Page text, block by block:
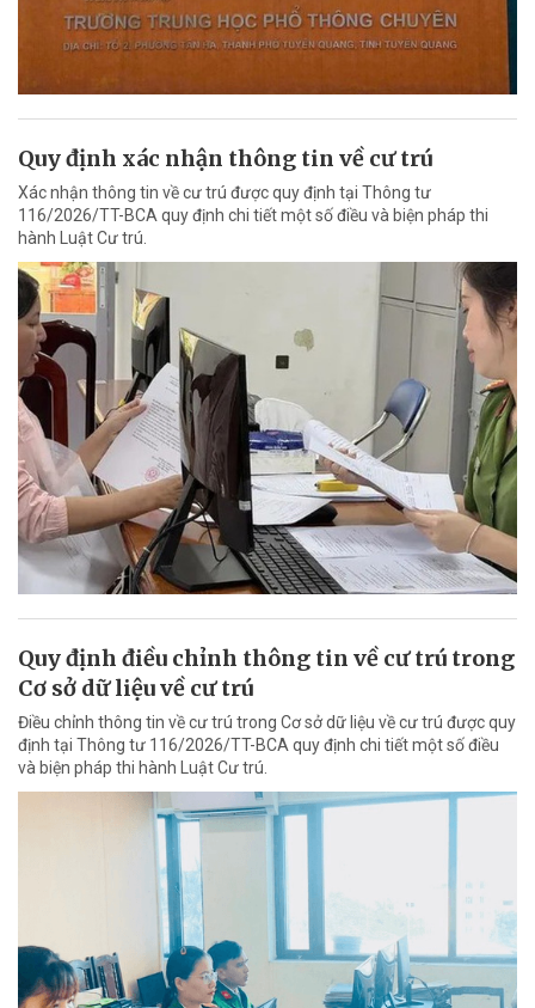
Quy định xác nhận thông tin về cư trú
Xác nhận thông tin về cư trú được quy định tại Thông tư
116/2026/TT-BCA quy định chi tiết một số điều và biện pháp thi
hành Luật Cư trú.
Quy định điều chỉnh thông tin về cư trú trong
Cơ sở dữ liệu về cư trú
Điều chỉnh thông tin về cư trú trong Cơ sở dữ liệu về cư trú được quy
định tại Thông tư 116/2026/TT-BCA quy định chi tiết một số điều
và biện pháp thi hành Luật Cư trú.